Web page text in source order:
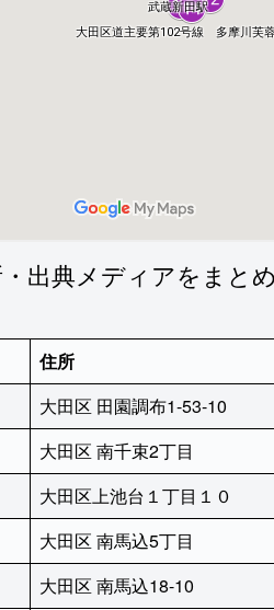
出典メディアをまと
住所
大田区 田園調布1-53-10
大田区 南千束2丁目
大田区上池台１丁目１０
大田区 南馬込5丁目
大田区 南馬込18-10